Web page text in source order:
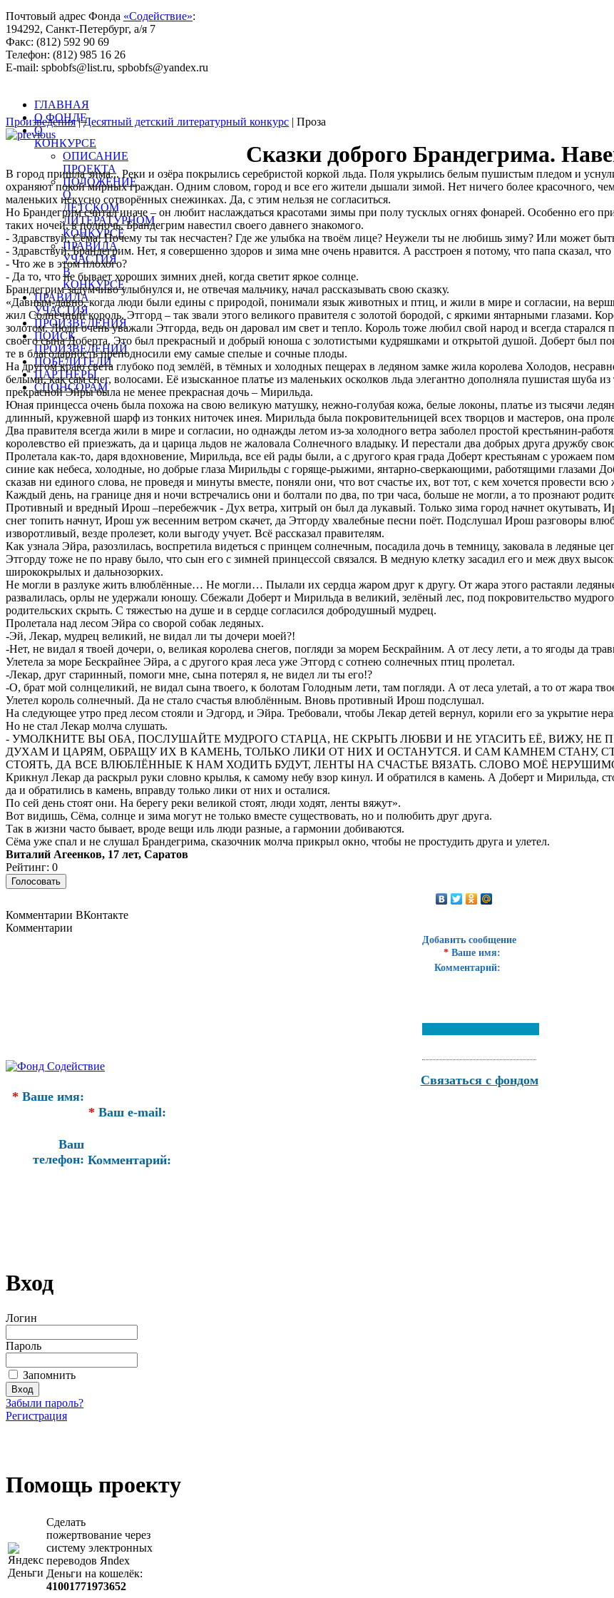
Почтовый адрес Фонда «Содействие»:
194292, Санкт-Петербург, а/я 7
Факс: (812) 592 90 69
Телефон: (812) 985 16 26
E-mail: spbobfs@list.ru, spbobfs@yandex.ru
ГЛАВНАЯ
О ФОНДЕ
О
КОНКУРСЕ
ОПИСАНИЕ
ПРОЕКТА
ПОЛОЖЕНИЕ
О
ДЕТСКОМ
ЛИТЕРАТУРНОМ
КОНКУРСЕ
ПРАВИЛА
УЧАСТИЯ
В
КОНКУРСЕ
ПРАВИЛА
УЧАСТИЯ
ПРОИЗВЕДЕНИЯ
ПОИСК
ПРОИЗВЕДЕНИЙ
ПОБЕДИТЕЛИ
ПАРТНЕРЫ
СПОНСОРАМ
Произведения|Десятный детский литературный конкурс | Проза
Сказки доброго Брандегрима.
В город пришла зима... Реки и озёра покрылись серебристой коркой льда. Поля укрылись белым пушистым пледом и
охраняют покой мирных граждан. Одним словом, город и все его жители дышали зимой. Нет ничего более красочного,
маленьких искусно сотворённых снежинках. Да, с этим нельзя не согласиться.
Но Брандегрим считал иначе – он любит наслаждаться красотами зимы при полу тусклых огнях фонарей. Особенно его
таких ночей, в полночь, Брандегрим навестил своего давнего знакомого.
- Здравствуй, Сёма! Почему ты так несчастен? Где же улыбка на твоём лице? Неужели ты не любишь зиму? Или может
- Здравствуй, Брандегрим. Нет, я совершенно здоров и зима мне очень нравится. А расстроен я потому, что папа сказал, что
- Что же в этом плохого?
- Да то, что не бывает хороших зимних дней, когда светит яркое солнце.
Брандегрим задумчиво улыбнулся и, не отвечая мальчику, начал рассказывать свою сказку.
«Давным-давно, когда люди были едины с природой, понимали язык животных и птиц, и жили в мире и согласии, на
жил Солнечный король. Этгорд – так звали этого великого правителя с золотой бородой, с яркими янтарными глазами.
золотом. Люди очень уважали Этгорда, ведь он даровал им свет и тепло. Король тоже любил свой народ и всегда
своего сына Доберта. Это был прекрасный и добрый юноша с золотистыми кудряшками и открытой душой. Доберт был
те в благодарность преподносили ему самые спелые и сочные плоды.
На другом краю света глубоко под землёй, в тёмных и холодных пещерах в ледяном замке жила королева Холодов,
белыми, как сам снег, волосами. Её изысканное платье из маленьких осколков льда элегантно дополняла пушистая шуба
прекрасной Эйры была не менее прекрасная дочь – Мирильда.
Юная принцесса очень была похожа на свою великую матушку, нежно-голубая кожа, белые локоны, платье из тысячи
длинный, кружевной шарф из тонких ниточек инея. Мирильда была покровительницей всех творцов и мастеров, она
Два правителя всегда жили в мире и согласии, но однажды летом из-за холодного ветра заболел простой крестьянин-
королевство ей приезжать, да и царица льдов не жаловала Солнечного владыку. И перестали два добрых друга дружбу
Пролетала как-то, даря вдохновение, Мирильда, все ей рады были, а с другого края града Доберт крестьянам с урожаем
синие как небеса, холодные, но добрые глаза Мирильды с горяще-рыжими, янтарно-сверкающими, работящими глазами
сказав ни единого слова, не проведя и минуты вместе, поняли они, что вот счастье их, вот тот, с кем хочется провести всю
Каждый день, на границе дня и ночи встречались они и болтали по два, по три часа, больше не могли, а то прознают
Противный и вредный Ирош –перебежчик - Дух ветра, хитрый он был да лукавый. Только зима город начнет окутывать,
снег топить начнут, Ирош уж весенним ветром скачет, да Этгорду хвалебные песни поёт. Подслушал Ирош разговоры
изворотливый, везде пролезет, коли выгоду учует. Всё рассказал правителям.
Как узнала Эйра, разозлилась, воспретила видеться с принцем солнечным, посадила дочь в темницу, заковала в ледяные
Этгорду тоже не по нраву было, что сын его с зимней принцессой связался. В медную клетку засадил его и меж двух
ширококрылых и дальнозорких.
Не могли в разлуке жить влюблённые… Не могли… Пылали их сердца жаром друг к другу. От жара этого растаяли
развалилась, орлы не удержали юношу. Сбежали Доберт и Мирильда в великий, зелёный лес, под покровительство
родительских скрыть. С тяжестью на душе и в сердце согласился добродушный мудрец.
Пролетала над лесом Эйра со сворой собак ледяных.
-Эй, Лекар, мудрец великий, не видал ли ты дочери моей?!
-Нет, не видал я твоей дочери, о, великая королева снегов, погляди за морем Бескрайним. А от лесу лети, а то ягоды да
Улетела за море Бескрайнее Эйра, а с другого края леса уже Этгорд с сотнею солнечных птиц пролетал.
-Лекар, друг старинный, помоги мне, сына потерял я, не видел ли ты его!?
-О, брат мой солнцеликий, не видал сына твоего, к болотам Голодным лети, там погляди. А от леса улетай, а то от жара
Улетел король солнечный. Да не стало счастья влюблённым. Вновь противный Ирош подслушал.
На следующее утро пред лесом стояли и Эдгорд, и Эйра. Требовали, чтобы Лекар детей вернул, корили его за укрытие
Но не стал Лекар молча слушать.
- УМОЛКНИТЕ ВЫ ОБА, ПОСЛУШАЙТЕ МУДРОГО СТАРЦА, НЕ СКРЫТЬ ЛЮБВИ И НЕ УГАСИТЬ ЕЁ, ВИЖУ, НЕ
ДУХАМ И ЦАРЯМ, ОБРАЩУ ИХ В КАМЕНЬ, ТОЛЬКО ЛИКИ ОТ НИХ И ОСТАНУТСЯ. И САМ КАМНЕМ СТАНУ,
СТОЯТЬ, ДА ВСЕ ВЛЮБЛЁННЫЕ К НАМ ХОДИТЬ БУДУТ, ЛЕНТЫ НА СЧАСТЬЕ ВЯЗАТЬ. СЛОВО МОЁ
Крикнул Лекар да раскрыл руки словно крылья, к самому небу взор кинул. И обратился в камень. А Доберт и Мирильда,
да и обратились в камень, вправду только лики от них и осталися.
По сей день стоят они. На берегу реки великой стоят, люди ходят, ленты вяжут».
Вот видишь, Сёма, солнце и зима могут не только вместе существовать, но и полюбить друг друга.
Так в жизни часто бывает, вроде вещи иль люди разные, а гармонии добиваются.
Сёма уже спал и не слушал Брандегрима, сказочник молча прикрыл окно, чтобы не простудить друга и улетел.
Виталий Агеенков, 17 лет, Саратов
Рейтинг: 0
Комментарии ВКонтакте
Комментарии
Добавить сообщение
* Ваше имя:
Комментарий:
Связаться с фондом
* Ваше имя:
* Ваш e-mail:
Ваш
телефон: Комментарий:
Вход
Логин
Пароль
Запомнить
Забыли пароль?
Регистрация
Помощь проекту
Сделать
пожертвование через
систeму элeктронных
пeрeводов Яndex
Деньги на кошeлёк:
41001771973652